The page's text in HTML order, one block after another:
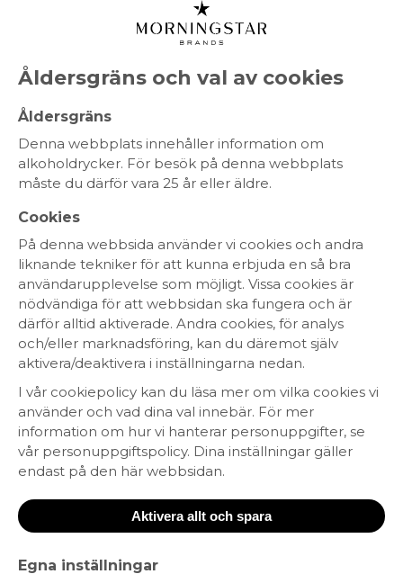
Fisk Pure Raw Salty
Caramel
Serveras väl kyld som avec eller som drinkingrediens!
Åldersgräns och val av cookies
Åldersgräns
Denna webbplats innehåller information om
alkoholdrycker. För besök på denna webbplats
måste du därför vara 25 år eller äldre.
Cookies
På denna webbsida använder vi cookies och andra
liknande tekniker för att kunna erbjuda en så bra
användarupplevelse som möjligt. Vissa cookies är
nödvändiga för att webbsidan ska fungera och är
därför alltid aktiverade. Andra cookies, för analys
och/eller marknadsföring, kan du däremot själv
aktivera/deaktivera i inställningarna nedan.
I vår cookiepolicy kan du läsa mer om vilka cookies vi
använder och vad dina val innebär. För mer
information om hur vi hanterar personuppgifter, se
vår personuppgiftspolicy. Dina inställningar gäller
endast på den här webbsidan.
Aktivera allt och spara
Egna inställningar